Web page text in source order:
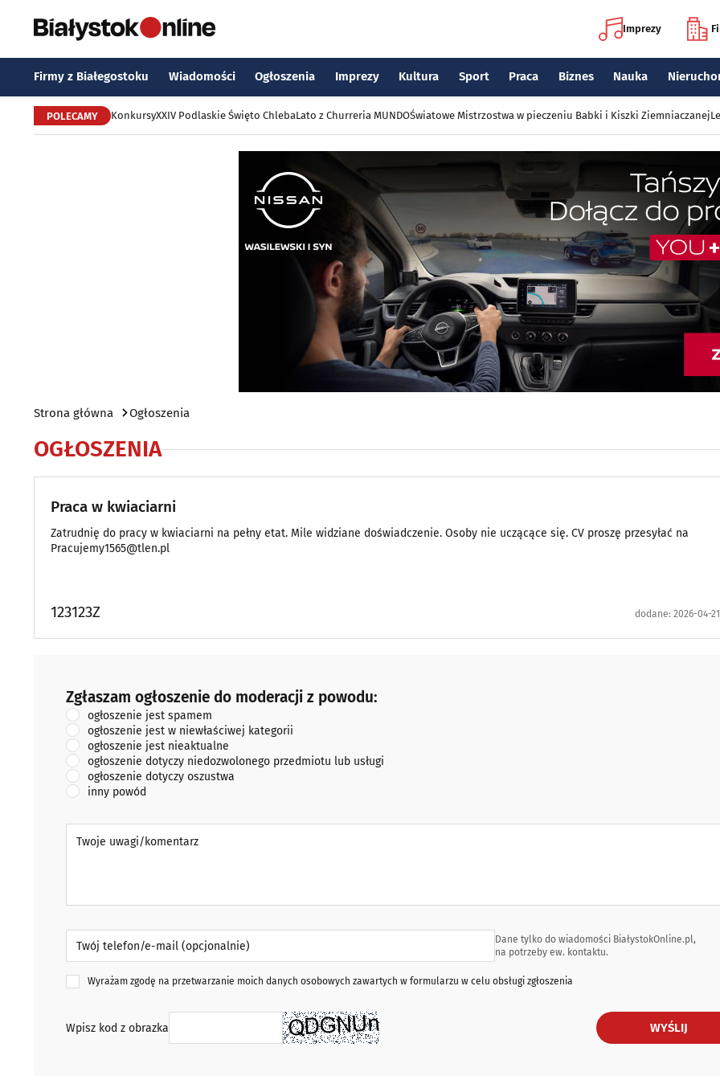
Imprezy
Firmy z Białegostoku Wiadomości Ogłoszenia Imprezy Kultura Sport Praca Biznes Nauka
POLECAMY KonkursyXXIV Podlaskie Święto ChlebaLato z Churreria MUNDOŚwiatowe Mistrzostwa w pieczeniu Babki i Kiszki Ziemniaczanej
Strona główna Ogłoszenia
OGŁOSZENIA
Praca w kwiaciarni
Zatrudnię do pracy w kwiaciarni na pełny etat. Mile widziane doświadczenie. Osoby nie uczącące się. CV proszę przesyłać na
Pracujemy1565@tlen.pl
123123Z dodane: 2026-04-
Zgłaszam ogłoszenie do moderacji z powodu:
Zgłaszam ogłoszenie do moderacji z powodu:
ogłoszenie jest spamem
ogłoszenie jest w niewłaściwej kategorii
ogłoszenie jest nieaktualne
ogłoszenie dotyczy niedozwolonego przedmiotu lub usługi
ogłoszenie dotyczy oszustwa
inny powód
Dane tylko do wiadomości BiałystokOnline.pl,
na potrzeby ew. kontaktu.
Wyrażam zgodę na przetwarzanie moich danych osobowych zawartych w formularzu w celu obsługi zgłoszenia
Wpisz kod z obrazka WYŚLIJ